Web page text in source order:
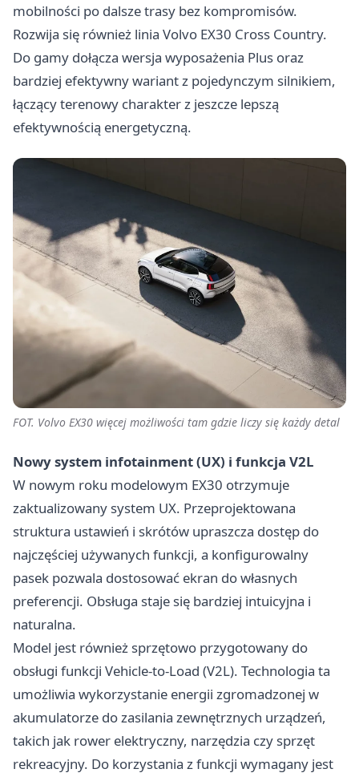
mobilności po dalsze trasy bez kompromisów.
Rozwija się również linia Volvo EX30 Cross Country.
Do gamy dołącza wersja wyposażenia Plus oraz
bardziej efektywny wariant z pojedynczym silnikiem,
łączący terenowy charakter z jeszcze lepszą
efektywnością energetyczną.
FOT. Volvo EX30 więcej możliwości tam gdzie liczy się każdy detal
Nowy system infotainment (UX) i funkcja V2L
W nowym roku modelowym EX30 otrzymuje
zaktualizowany system UX. Przeprojektowana
struktura ustawień i skrótów upraszcza dostęp do
najczęściej używanych funkcji, a konfigurowalny
pasek pozwala dostosować ekran do własnych
preferencji. Obsługa staje się bardziej intuicyjna i
naturalna.
Model jest również sprzętowo przygotowany do
obsługi funkcji Vehicle-to-Load (V2L). Technologia ta
umożliwia wykorzystanie energii zgromadzonej w
akumulatorze do zasilania zewnętrznych urządzeń,
takich jak rower elektryczny, narzędzia czy sprzęt
rekreacyjny. Do korzystania z funkcji wymagany jest